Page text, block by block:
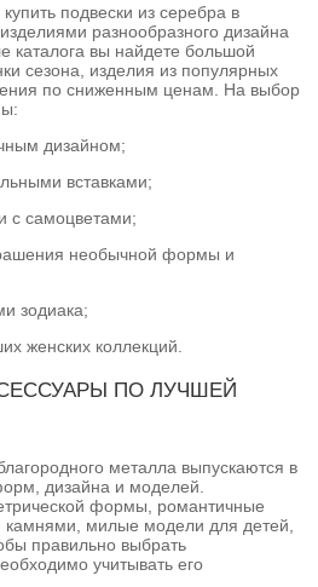
подвески из серебра в
разнообразного дизайна
вы найдете большой
сезона, изделия из популярных
по сниженным ценам. На выбор
дизайном;
вставками;
с самоцветами;
необычной формы и
зодиака;
женских коллекций.
ПО ЛУЧШЕЙ
металла выпускаются в
дизайна и моделей.
формы, романтичные
камнями, милые модели для детей,
правильно выбрать
учитывать его